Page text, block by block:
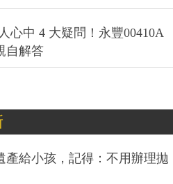
心中 4 大疑問！永豐00410A
自解答
產給小孩，記得：不用辦理拋